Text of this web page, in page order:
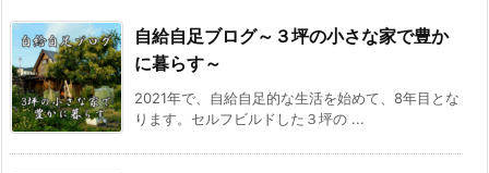
自給自足ブログ～３坪の小さな家で豊か
に暮らす～
2021年で、自給自足的な生活を始めて、8年目とな
ります。セルフビルドした３坪の ...